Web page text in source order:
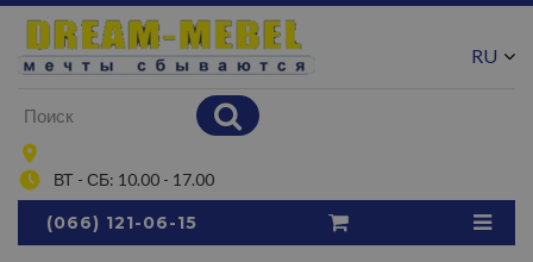
ВТ - СБ: 10.00 - 17.00
RU
(066) 121-06-15